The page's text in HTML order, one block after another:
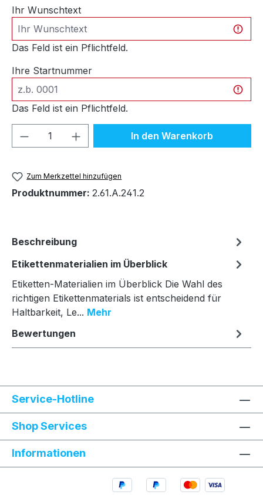
Ihr Wunschtext
Das Feld ist ein Pflichtfeld.
Ihre Startnummer
Das Feld ist ein Pflichtfeld.
Produkt Anzahl: Gib denIn den Warenkorb
Zum Merkzettel hinzufügen
Produktnummer: 2.61.A.241.2
Beschreibung
Etikettenmaterialien im Überblick
Etiketten-Materialien im Überblick Die Wahl des
richtigen Etikettenmaterials ist entscheidend für
Haltbarkeit, Le... Mehr
Bewertungen
Service-Hotline
Shop Services
Informationen